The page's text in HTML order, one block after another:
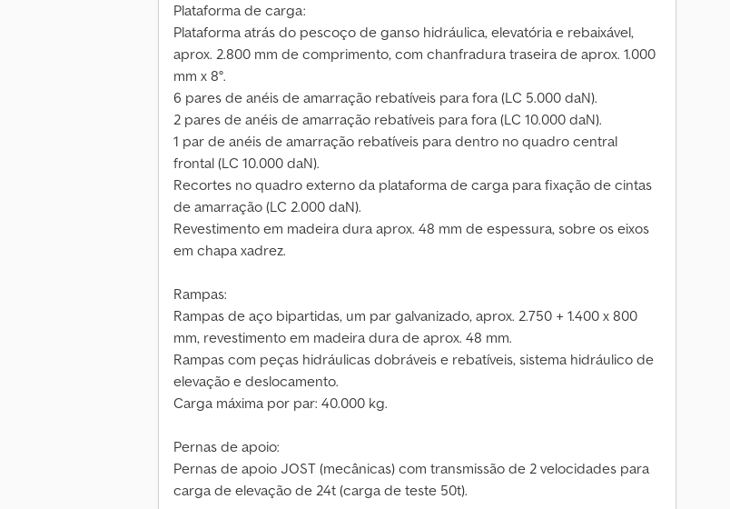
Plataforma de carga:
Plataforma atrás do pescoço de ganso hidráulica, elevatória e rebaixável,
aprox. 2.800 mm de comprimento, com chanfradura traseira de aprox. 1.000
mm x 8°.
6 pares de anéis de amarração rebatíveis para fora (LC 5.000 daN).
2 pares de anéis de amarração rebatíveis para fora (LC 10.000 daN).
1 par de anéis de amarração rebatíveis para dentro no quadro central
frontal (LC 10.000 daN).
Recortes no quadro externo da plataforma de carga para fixação de cintas
de amarração (LC 2.000 daN).
Revestimento em madeira dura aprox. 48 mm de espessura, sobre os eixos
em chapa xadrez.
Rampas:
Rampas de aço bipartidas, um par galvanizado, aprox. 2.750 + 1.400 x 800
mm, revestimento em madeira dura de aprox. 48 mm.
Rampas com peças hidráulicas dobráveis e rebatíveis, sistema hidráulico de
elevação e deslocamento.
Carga máxima por par: 40.000 kg.
Pernas de apoio:
Pernas de apoio JOST (mecânicas) com transmissão de 2 velocidades para
carga de elevação de 24t (carga de teste 50t).